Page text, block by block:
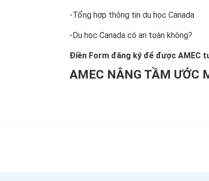
-Tổng hợp thông tin du học Canada
-Du học Canada có an toàn không?
Điền Form đăng ký để được AMEC
AMEC NÂNG TẦM ƯỚC